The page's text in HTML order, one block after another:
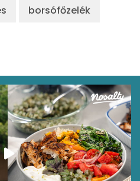
borsófőzelék